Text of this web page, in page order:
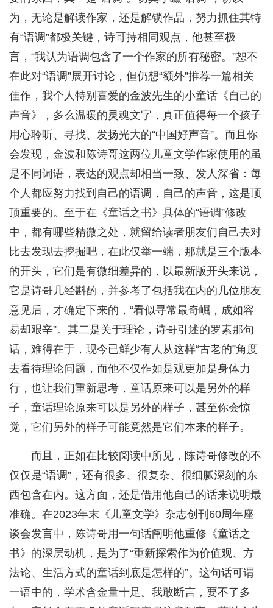
为，无论是解读作家，还是解锁作品，努力抓住其特
有“语调”都极关键，诗哥持相同观点，他甚至极
言，“我认为语调包含了一个作家的所有秘密。”恕不
在此对“语调”展开讨论，但仍想“额外”推荐一篇相关
佳作，我个人特别喜爱的金波先生的小童话《自己的
声音》，多么温暖的灵魂文字，真正值得每一个孩子
用心聆听、寻找、发扬光大的“中国好声音”。而且你
会发现，金波和陈诗哥这两位儿童文学作家使用的虽
是不同词语，表达的观点却相当一致、发人深省：每
个人都应努力找到自己的语调，自己的声音，这是顶
顶重要的。至于在《童话之书》具体的“语调”修改
中，都有哪些精微之处，就留给读者朋友们自己去对
比去发现去挖掘吧，在此仅举一端，那就是三个版本
的开头，它们是有微细差异的，以最新版开头来说，
它是诗哥几经斟酌，并参考了包括我在内的几位朋友
意见后，才确定下来的，“看似寻常最奇崛，成如容
易却艰辛”。其二是关于理论，诗哥引述的罗素那句
话，难得在于，现今已鲜少有人从这样“古老的”角度
去看待理论问题，而他不仅作如是观更加是身体力
行，也让我们重新思考，童话原来可以是另外的样
子，童话理论原来可以是另外的样子，甚至你会惊
觉，它们另外的样子可能竟然是它们本来的样子。
而且，正如在比较阅读中所见，陈诗哥修改的不
仅仅是“语调”，还有很多、很复杂、很细腻深刻的东
西包含在内。这方面，还是借用他自己的话来说明最
准确。在2023年末《儿童文学》杂志创刊60周年座
谈会发言中，陈诗哥用一句话阐明他重修《童话之
书》的深层动机，是为了“重新探索作为价值观、方
法论、生活方式的童话到底是怎样的”。这句话可谓
一语中的，学术含金量十足。我敢断言，要不了多